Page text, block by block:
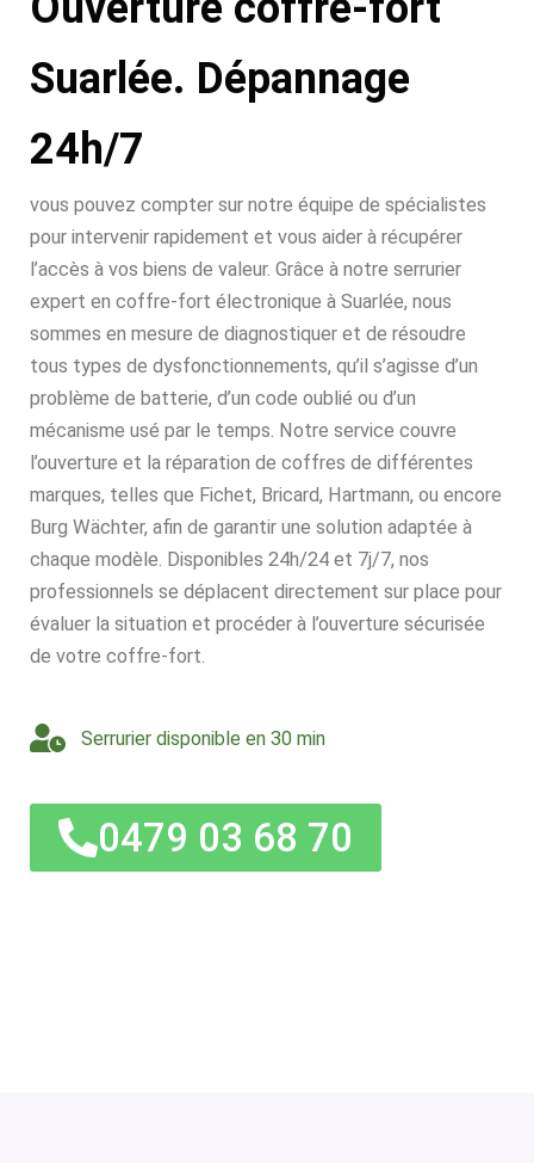
Suarlée. Dépannage
24h/7
vous pouvez compter sur notre équipe de spécialistes
pour intervenir rapidement et vous aider à récupérer
l’accès à vos biens de valeur. Grâce à notre serrurier
expert en coffre-fort électronique à Suarlée, nous
sommes en mesure de diagnostiquer et de résoudre
tous types de dysfonctionnements, qu’il s’agisse d’un
problème de batterie, d’un code oublié ou d’un
mécanisme usé par le temps. Notre service couvre
l’ouverture et la réparation de coffres de différentes
marques, telles que Fichet, Bricard, Hartmann, ou encore
Burg Wächter, afin de garantir une solution adaptée à
chaque modèle. Disponibles 24h/24 et 7j/7, nos
professionnels se déplacent directement sur place pour
évaluer la situation et procéder à l’ouverture sécurisée
de votre coffre-fort.
Serrurier disponible en 30 min
0479 03 68 70